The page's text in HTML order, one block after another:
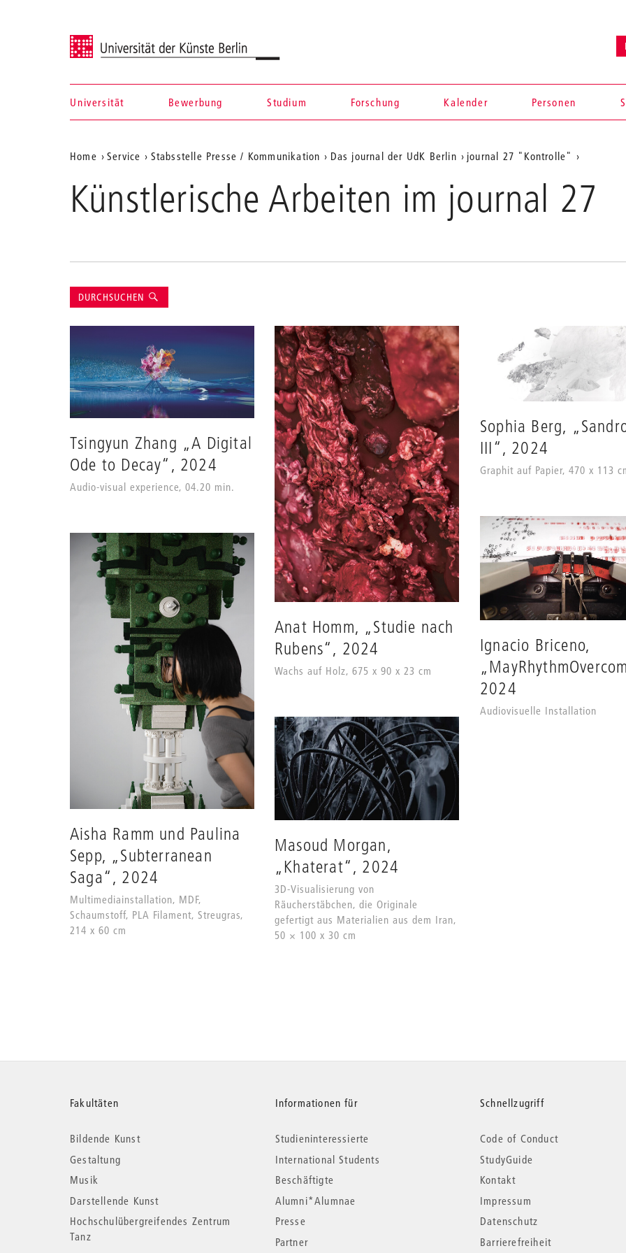
Universität der Künste Berlin
Navigation &
Suche
Universität Bewerbung Studium Forschung Kalender Personen
Aktuelle
Position
auf
Home Service Stabsstelle Presse / Kommunikation Das journal der UdK Berlin journal 27 "Kontrolle"
Künstlerische Arbeiten im journal 27
Suche
DURCHSUCHEN
Tsingyun Zhang „A Digital
Ode to Decay“, 2024
Audio-visual experience, 04.20 min.
Anat Homm, „Studie nach
Rubens“, 2024
Wachs auf Holz, 675 x 90 x 23 cm
Sophia Berg,
III“, 2024
Graphit auf Papier, 470 x 113
Ignacio Briceno,
2024
Audiovisuelle Installation
Aisha Ramm und Paulina
Sepp, „Subterranean
Saga“, 2024
Multimediainstallation, MDF,
Schaumstoff, PLA Filament, Streugras,
214 x 60 cm
Masoud Morgan,
„Khaterat“, 2024
3D-Visualisierung von
Räucherstäbchen, die Originale
gefertigt aus Materialien aus dem Iran,
50 × 100 x 30 cm
Weitere
Informationen
Fakultäten
Bildende Kunst
Gestaltung
Musik
Darstellende Kunst
Hochschulübergreifendes Zentrum
Tanz
Informationen für
Studieninteressierte
International Students
Beschäftigte
Alumni*Alumnae
Presse
Partner
Schnellzugriff
Code of Conduct
StudyGuide
Kontakt
Impressum
Datenschutz
Barrierefreiheit